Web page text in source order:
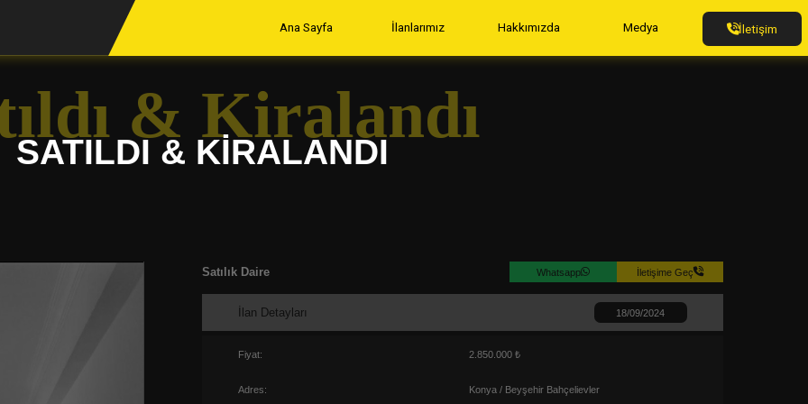
Ana Sayfa İlanlarımız Hakkımızda Medya İletişim
SATILDI & KIRALANDI
& Kiralandı
Satılık Daire Whatsapp İletişime Geç
İlan Detayları 18/09/2024
Fiyat: 2.850.000 ₺
Adres: Konya / Beyşehir Bahçelievler